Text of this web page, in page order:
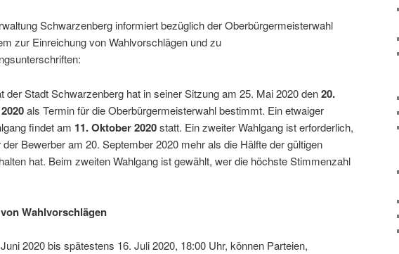
Schwarzenberg infor­miert bezüg­lich der Oberbürgermeisterwahl
zur Einreichung von Wahlvorschlägen und zu
der Stadt Schwarzenberg hat in seiner Sitzung am 25. Mai 2020 den20.
als Termin für die Oberbürgermeisterwahl bestimmt. Ein etwa­iger
findet am 11. Oktober 2020statt. Ein zweiter Wahlgang ist erfor­der­lich,
Bewerber am 20. September 2020 mehr als die Hälfte der gültigen
hat. Beim zweiten Wahlgang ist gewählt, wer die höchste Stimmenzahl
Wahlvorschlägen
2020 bis spätes­tens 16. Juli 2020, 18:00 Uhr, können Parteien,